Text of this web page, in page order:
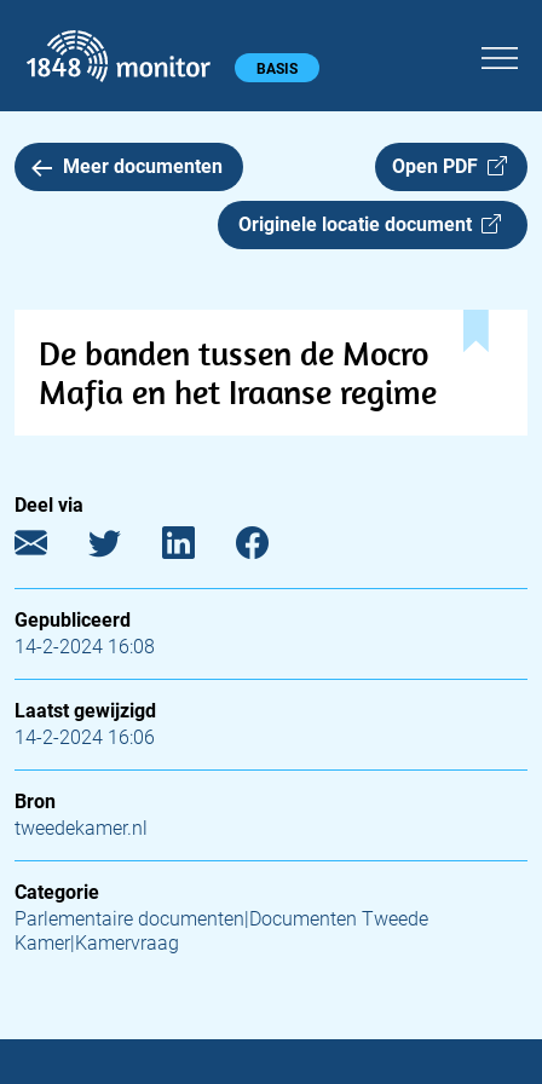
Hoofdmenu BASIS
Meer documenten Open PDF
Originele locatie document
De banden tussen de Mocro
Mafia en het Iraanse regime
Deel via
Gepubliceerd
14-2-2024 16:08
Laatst gewijzigd
14-2-2024 16:06
Bron
tweedekamer.nl
Categorie
Parlementaire documenten|Documenten Tweede
Kamer|Kamervraag